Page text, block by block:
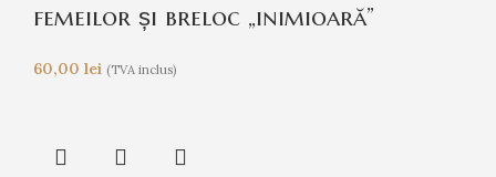
femeilor și breloc „inimioară”
60,00 lei (TVA inclus)